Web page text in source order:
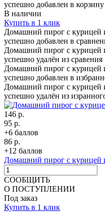
успешно добавлен в корзину
В наличии
Купить в 1 клик
Домашний пирог с курицей
успешно добавлен в
Домашний пирог с курицей
успешно удалён из сравения
Домашний пирог с курицей
успешно добавлен в
Домашний пирог с курицей
успешно удалён из
146 р.
95 р.
+6 баллов
86 р.
+12 баллов
Домашний пирог с курицей
СООБЩИТЬ
О ПОСТУПЛЕНИИ
Под заказ
Купить в 1 клик